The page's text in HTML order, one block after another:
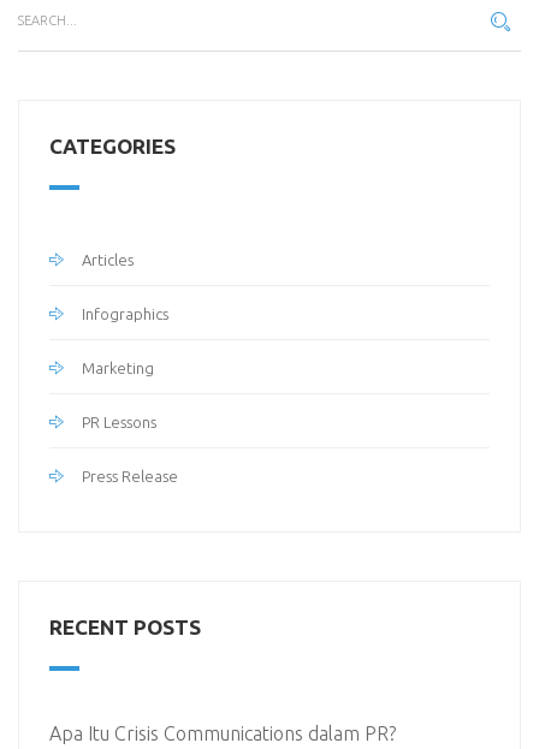
CATEGORIES
Articles
Infographics
Marketing
PR Lessons
Press Release
RECENT POSTS
Apa Itu Crisis Communications dalam PR?